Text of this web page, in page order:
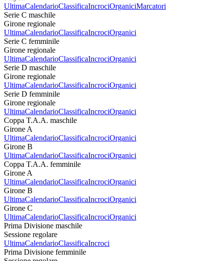
UltimaCalendarioClassificaIncrociOrganiciMarcatori
Serie C maschile
Girone regionale
UltimaCalendarioClassificaIncrociOrganici
Serie C femminile
Girone regionale
UltimaCalendarioClassificaIncrociOrganici
Serie D maschile
Girone regionale
UltimaCalendarioClassificaIncrociOrganici
Serie D femminile
Girone regionale
UltimaCalendarioClassificaIncrociOrganici
Coppa T.A.A. maschile
Girone A
UltimaCalendarioClassificaIncrociOrganici
Girone B
UltimaCalendarioClassificaIncrociOrganici
Coppa T.A.A. femminile
Girone A
UltimaCalendarioClassificaIncrociOrganici
Girone B
UltimaCalendarioClassificaIncrociOrganici
Girone C
UltimaCalendarioClassificaIncrociOrganici
Prima Divisione maschile
Sessione regolare
UltimaCalendarioClassificaIncroci
Prima Divisione femminile